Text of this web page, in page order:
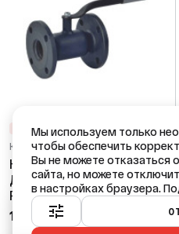
СНИЖЕНИЕ ЦЕН ЛИКВИДАЦИЯ
Код: 49074
Кран шар ст 11с67п
Ду100 PN16 фл
FORTECA
12 073,18 ₽
Ваш город —
Мы используем только
чтобы обеспечить
Вы не можете отказаться
сайта, но можете
в настройках браузера.